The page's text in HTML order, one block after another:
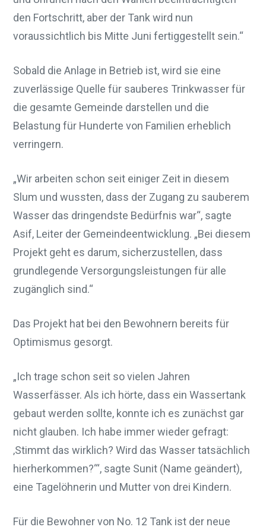
den Fortschritt, aber der Tank wird nun
voraussichtlich bis Mitte Juni fertiggestellt sein.“
Sobald die Anlage in Betrieb ist, wird sie eine
zuverlässige Quelle für sauberes Trinkwasser für
die gesamte Gemeinde darstellen und die
Belastung für Hunderte von Familien erheblich
verringern.
„Wir arbeiten schon seit einiger Zeit in diesem
Slum und wussten, dass der Zugang zu sauberem
Wasser das dringendste Bedürfnis war“, sagte
Asif, Leiter der Gemeindeentwicklung. „Bei diesem
Projekt geht es darum, sicherzustellen, dass
grundlegende Versorgungsleistungen für alle
zugänglich sind.“
Das Projekt hat bei den Bewohnern bereits für
Optimismus gesorgt.
„Ich trage schon seit so vielen Jahren
Wasserfässer. Als ich hörte, dass ein Wassertank
gebaut werden sollte, konnte ich es zunächst gar
nicht glauben. Ich habe immer wieder gefragt:
‚Stimmt das wirklich? Wird das Wasser tatsächlich
hierherkommen?‘“, sagte Sunit (Name geändert),
eine Tagelöhnerin und Mutter von drei Kindern.
Für die Bewohner von No. 12 Tank ist der neue